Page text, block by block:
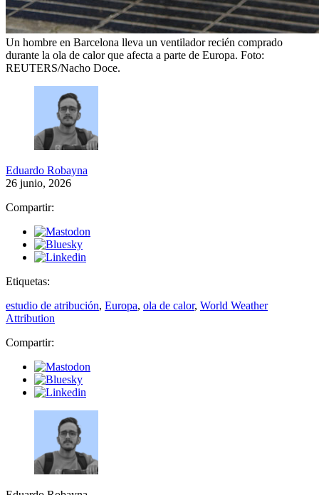
Un hombre en Barcelona lleva un ventilador recién comprado
durante la ola de calor que afecta a parte de Europa. Foto:
REUTERS/Nacho Doce.
Eduardo Robayna
26 junio, 2026
Compartir:
Etiquetas:
estudio de atribución, Europa, ola de calor, World Weather
Attribution
Compartir: